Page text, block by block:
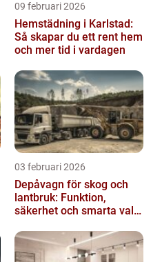
09 februari 2026
Hemstädning i Karlstad:
Så skapar du ett rent hem
och mer tid i vardagen
03 februari 2026
Depåvagn för skog och
lantbruk: Funktion,
säkerhet och smarta val